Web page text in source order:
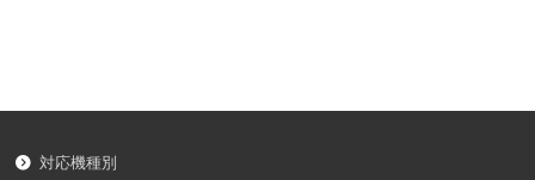
対応機種別